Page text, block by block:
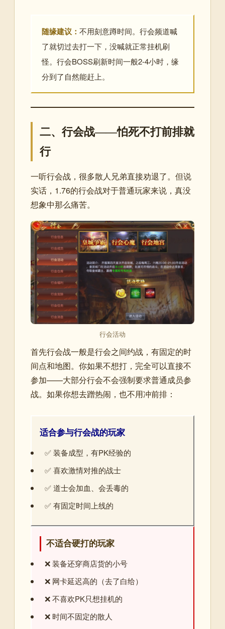
随缘建议： 不用刻意蹲时间。行会频道喊
了就切过去打一下，没喊就正常挂机刷
怪。行会BOSS刷新时间一般2-4小时，缘
分到了自然能赶上。
二、行会战——怕死不打前排就
行
一听行会战，很多散人兄弟直接劝退了。但说
实话，1.76的行会战对于普通玩家来说，真没
想象中那么痛苦。
行会活动
首先行会战一般是行会之间约战，有固定的时
间点和地图。你如果不想打，完全可以直接不
参加——大部分行会不会强制要求普通成员参
战。如果你想去蹭热闹，也不用冲前排：
适合参与行会战的玩家
✅ 装备成型，有PK经验的
✅ 喜欢激情对推的战士
✅ 道士会加血、会丢毒的
✅ 有固定时间上线的
不适合硬打的玩家
❌ 装备还穿商店货的小号
❌ 网卡延迟高的（去了白给）
❌ 不喜欢PK只想挂机的
❌ 时间不固定的散人